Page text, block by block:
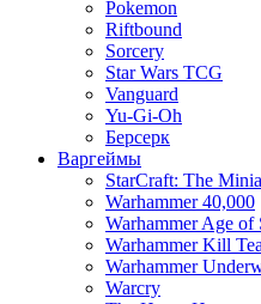
Pokemon
Riftbound
Sorcery
Star Wars TCG
Vanguard
Yu-Gi-Oh
Берсерк
Варгеймы
StarCraft: The
Warhammer 40,000
Warhammer Age of
Warhammer Kill
Warhammer
Warcry